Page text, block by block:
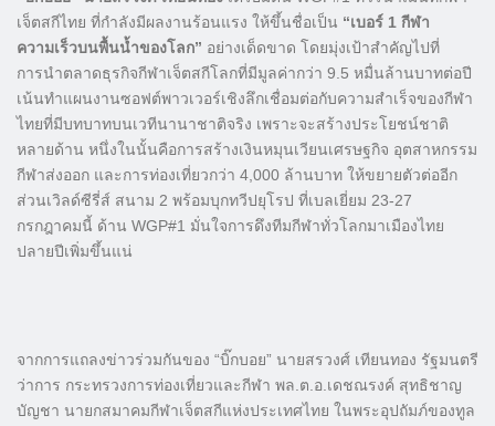
เจ็ตสกีไทย ที่กำลังมีผลงานร้อนแรง ให้ขึ้นชื่อเป็น “เบอร์ 1 กีฬา
ความเร็วบนพื้นน้ำของโลก” อย่างเด็ดขาด โดยมุ่งเป้าสำคัญไปที่
การนำตลาดธุรกิจกีฬาเจ็ตสกีโลกที่มีมูลค่ากว่า 9.5 หมื่นล้านบาทต่อปี
เน้นทำแผนงานซอฟต์พาวเวอร์เชิงลึกเชื่อมต่อกับความสำเร็จของกีฬา
ไทยที่มีบทบาทบนเวทีนานาชาติจริง เพราะจะสร้างประโยชน์ชาติ
หลายด้าน หนึ่งในนั้นคือการสร้างเงินหมุนเวียนเศรษฐกิจ อุตสาหกรรม
กีฬาส่งออก และการท่องเที่ยวกว่า 4,000 ล้านบาท ให้ขยายตัวต่ออีก
ส่วนเวิลด์ซีรี่ส์ สนาม 2 พร้อมบุกทวีปยุโรป ที่เบลเยี่ยม 23-27
กรกฎาคมนี้ ด้าน WGP#1 มั่นใจการดึงทีมกีฬาทั่วโลกมาเมืองไทย
ปลายปีเพิ่มขึ้นแน่
จากการแถลงข่าวร่วมกันของ “บิ๊กบอย” นายสรวงศ์ เทียนทอง รัฐมนตรี
ว่าการ กระทรวงการท่องเที่ยวและกีฬา พล.ต.อ.เดชณรงค์ สุทธิชาญ
บัญชา นายกสมาคมกีฬาเจ็ตสกีแห่งประเทศไทย ในพระอุปถัมภ์ของทูล